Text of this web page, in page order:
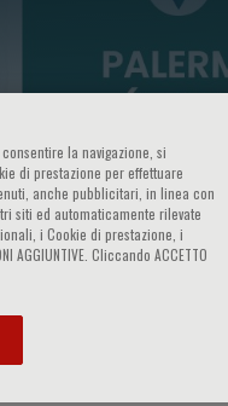
la navigazione, si
di prestazione per effettuare
anche pubblicitari, in linea con
siti ed automaticamente rilevate
i Cookie di prestazione, i
Cliccando ACCETTO